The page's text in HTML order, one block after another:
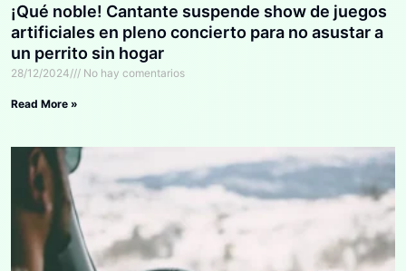
¡Qué noble! Cantante suspende show de juegos
artificiales en pleno concierto para no asustar a
un perrito sin hogar
28/12/2024 No hay comentarios
Read More »